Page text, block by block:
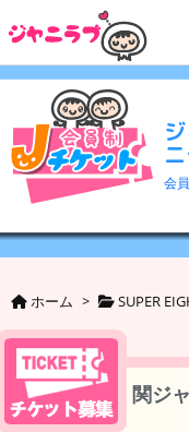
会
ホーム > SUPER
関ジ